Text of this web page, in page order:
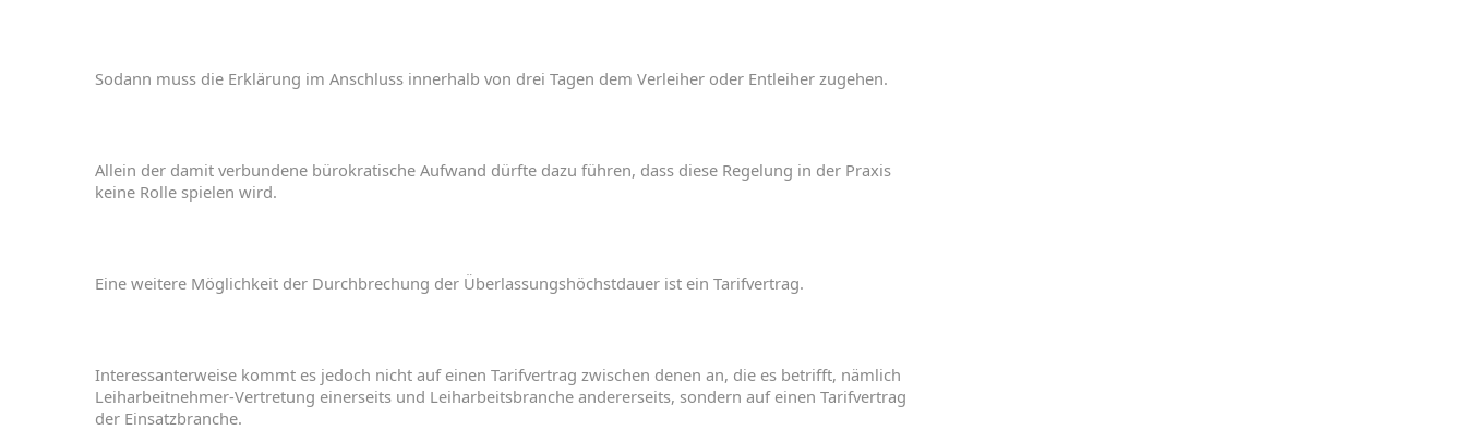
Sodann muss die Erklärung im Anschluss innerhalb von drei Tagen dem Verleiher oder Entleiher zugehen.
Allein der damit verbundene bürokratische Aufwand dürfte dazu führen, dass diese Regelung in der Praxis
keine Rolle spielen wird.
Eine weitere Möglichkeit der Durchbrechung der Überlassungshöchstdauer ist ein Tarifvertrag.
Interessanterweise kommt es jedoch nicht auf einen Tarifvertrag zwischen denen an, die es betrifft, nämlich
Leiharbeitnehmer-Vertretung einerseits und Leiharbeitsbranche andererseits, sondern auf einen Tarifvertrag
der Einsatzbranche.